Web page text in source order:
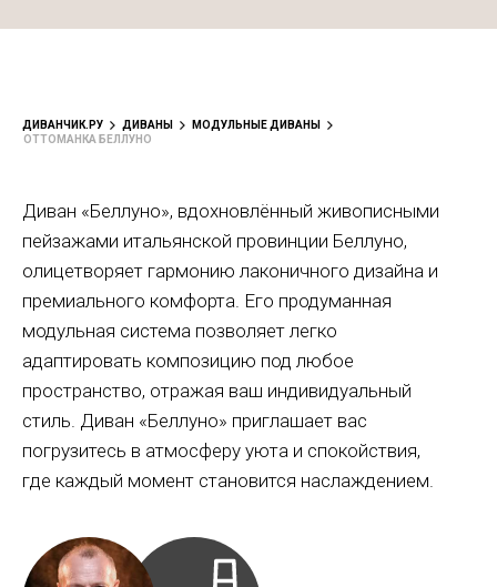
ДИВАНЧИК.РУ ДИВАНЫ
МОДУЛЬНЫЕ ДИВАНЫ
ОТТОМАНКА БЕЛЛУНО
Диван «Беллуно», вдохновлённый живописными
пейзажами итальянской провинции Беллуно,
олицетворяет гармонию лаконичного дизайна и
премиального комфорта. Его продуманная
модульная система позволяет легко
адаптировать композицию под любое
пространство, отражая ваш индивидуальный
стиль. Диван «Беллуно» приглашает вас
погрузитесь в атмосферу уюта и спокойствия,
где каждый момент становится наслаждением.